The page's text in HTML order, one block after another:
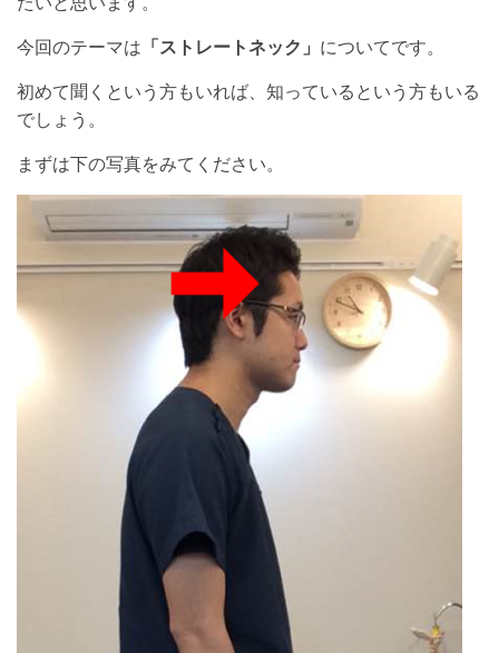
今回のテーマは 「ストレートネック」 についてです。
初めて聞くという方もいれば、知っているという方もいる
でしょう。
まずは下の写真をみてください。